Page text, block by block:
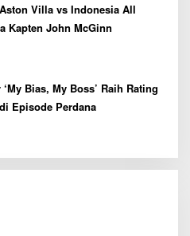
Villa vs Indonesia All
Kapten John McGinn
Bias, My Boss’ Raih Rating
Episode Perdana